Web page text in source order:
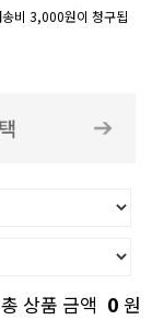
비 3,000원이 청구됩
총 상품 금액 0 원